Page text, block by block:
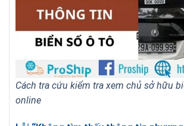
Cách tra cứu kiểm tra xem chủ sở hữu
online